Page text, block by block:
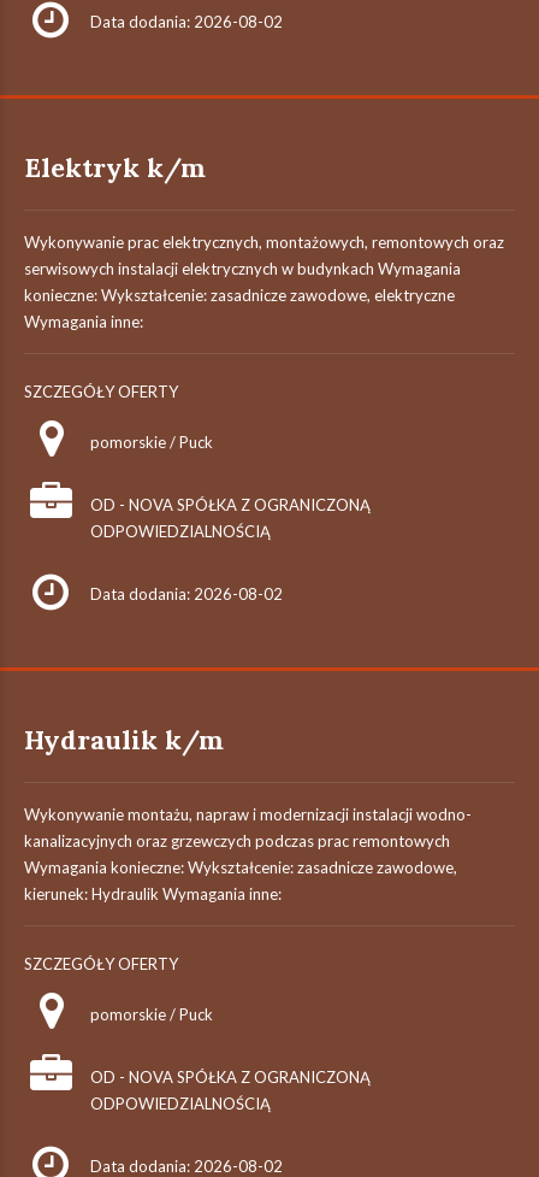
Data dodania: 2026-08-02
Elektryk k/m
Wykonywanie prac elektrycznych, montażowych, remontowych oraz
serwisowych instalacji elektrycznych w budynkach Wymagania
konieczne: Wykształcenie: zasadnicze zawodowe, elektryczne
Wymagania inne:
SZCZEGÓŁY OFERTY
pomorskie / Puck
OD - NOVA SPÓŁKA Z OGRANICZONĄ
ODPOWIEDZIALNOŚCIĄ
Data dodania: 2026-08-02
Hydraulik k/m
Wykonywanie montażu, napraw i modernizacji instalacji wodno-
kanalizacyjnych oraz grzewczych podczas prac remontowych
Wymagania konieczne: Wykształcenie: zasadnicze zawodowe,
kierunek: Hydraulik Wymagania inne:
SZCZEGÓŁY OFERTY
pomorskie / Puck
OD - NOVA SPÓŁKA Z OGRANICZONĄ
ODPOWIEDZIALNOŚCIĄ
Data dodania: 2026-08-02